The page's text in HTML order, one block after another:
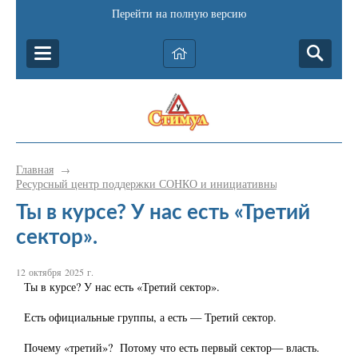
Перейти на полную версию
Главная →
Ресурсный центр поддержки СОНКО и инициативных граждан
Ты в курсе? У нас есть «Третий
сектор».
12 октября 2025 г.
Ты в курсе? У нас есть «Третий сектор».
Есть официальные группы, а есть — Третий сектор.
Почему «третий»? Потому что есть первый сектор— власть.